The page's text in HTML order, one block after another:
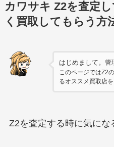
カワサキ Z2を査定
く買取してもらう方
はじめまして。管
このページではZ2
るオススメ買取店
Z2を査定する時に気にな